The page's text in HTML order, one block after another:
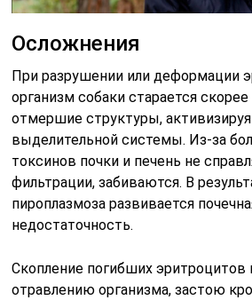
Осложнения
При разрушении или деформации
организм собаки старается
отмершие структуры,
выделительной системы. Из-за
токсинов почки и печень не
фильтрации, забиваются. В
пироплазмоза развивается
недостаточность.
Скопление погибших эритроцитов
отравлению организма, застою